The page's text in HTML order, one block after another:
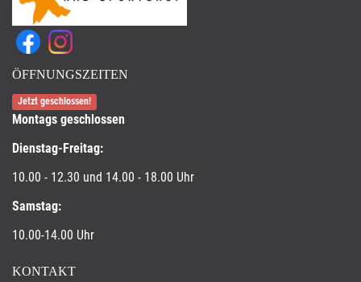
ÖFFNUNGSZEITEN
Jetzt geschlossen!
Montags geschlossen
Dienstag-Freitag:
10.00 - 12.30 und 14.00 - 18.00 Uhr
Samstag:
10.00-14.00 Uhr
KONTAKT